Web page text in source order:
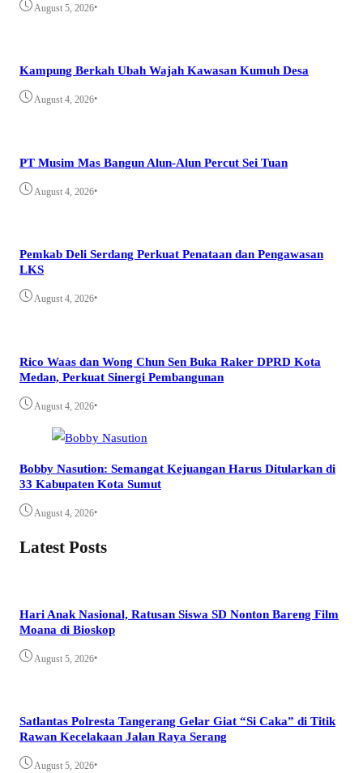
August 5, 2026•
Kampung Berkah Ubah Wajah Kawasan Kumuh Desa
August 4, 2026•
PT Musim Mas Bangun Alun-Alun Percut Sei Tuan
August 4, 2026•
Pemkab Deli Serdang Perkuat Penataan dan Pengawasan
LKS
August 4, 2026•
Rico Waas dan Wong Chun Sen Buka Raker DPRD Kota
Medan, Perkuat Sinergi Pembangunan
August 4, 2026•
Bobby Nasution: Semangat Kejuangan Harus Ditularkan di
33 Kabupaten Kota Sumut
August 4, 2026•
Latest Posts
Hari Anak Nasional, Ratusan Siswa SD Nonton Bareng Film
Moana di Bioskop
August 5, 2026•
Satlantas Polresta Tangerang Gelar Giat “Si Caka” di Titik
Rawan Kecelakaan Jalan Raya Serang
August 5, 2026•